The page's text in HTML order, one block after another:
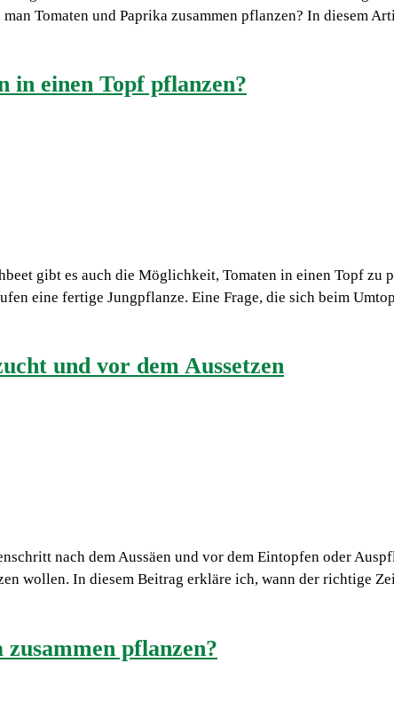
Tomaten und Paprika zusammen pflanzen? In diesem
in einen Topf pflanzen?
gibt es auch die Möglichkeit, Tomaten in einen Topf
eine fertige Jungpflanze. Eine Frage, die sich beim
und vor dem Aussetzen
nach dem Aussäen und vor dem Eintopfen oder
wollen. In diesem Beitrag erkläre ich, wann der richtige
pflanzen?